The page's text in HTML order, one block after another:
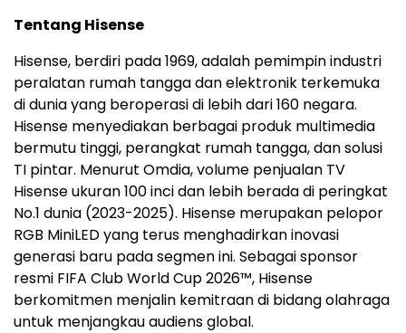
Tentang Hisense
Hisense, berdiri pada 1969, adalah pemimpin industri
peralatan rumah tangga dan elektronik terkemuka
di dunia yang beroperasi di lebih dari 160 negara.
Hisense menyediakan berbagai produk multimedia
bermutu tinggi, perangkat rumah tangga, dan solusi
TI pintar. Menurut Omdia, volume penjualan TV
Hisense ukuran 100 inci dan lebih berada di peringkat
No.1 dunia (2023-2025). Hisense merupakan pelopor
RGB MiniLED yang terus menghadirkan inovasi
generasi baru pada segmen ini. Sebagai sponsor
resmi FIFA Club World Cup 2026™, Hisense
berkomitmen menjalin kemitraan di bidang olahraga
untuk menjangkau audiens global.